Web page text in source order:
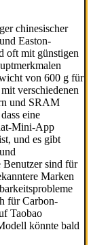
chinesischer
Easton-
oft mit günstigen
von 600 g für
verschiedenen
und SRAM
eine
Mini-App
und es gibt
Benutzer sind für
Marken
für Carbon-
Taobao
könnte bald